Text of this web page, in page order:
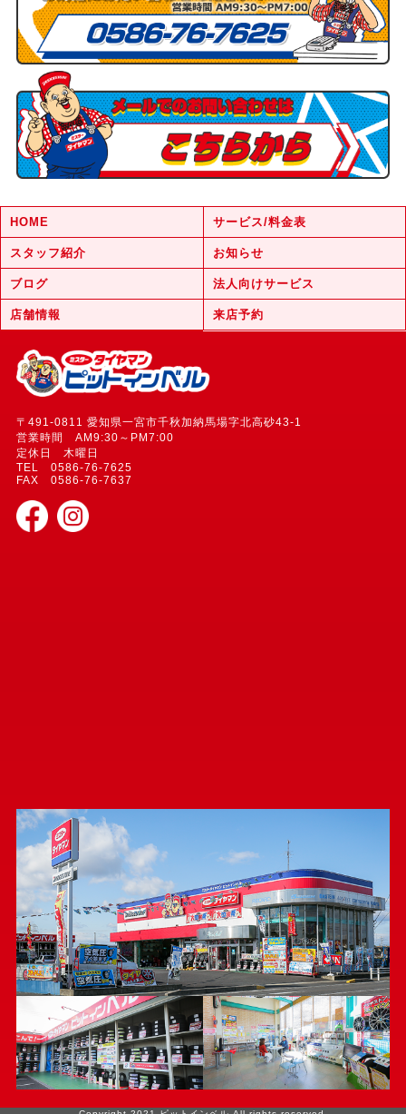
HOME サービス/料金表
スタッフ紹介 お知らせ
ブログ 法人向けサービス
店舗情報 来店予約
〒491-0811 愛知県一宮市千秋加納馬場字北高砂43-1
営業時間 AM9:30～PM7:00
定休日 木曜日
TEL 0586-76-7625
FAX 0586-76-7637